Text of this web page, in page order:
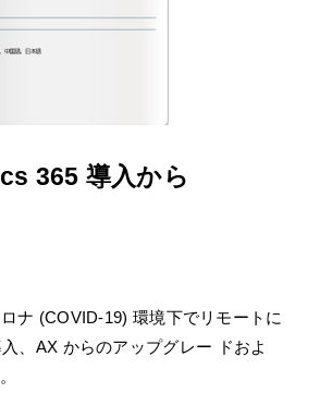
365 導入から
ナ (COVID-19) 環境下でリモートに
、AX からのアップグレー ドおよ